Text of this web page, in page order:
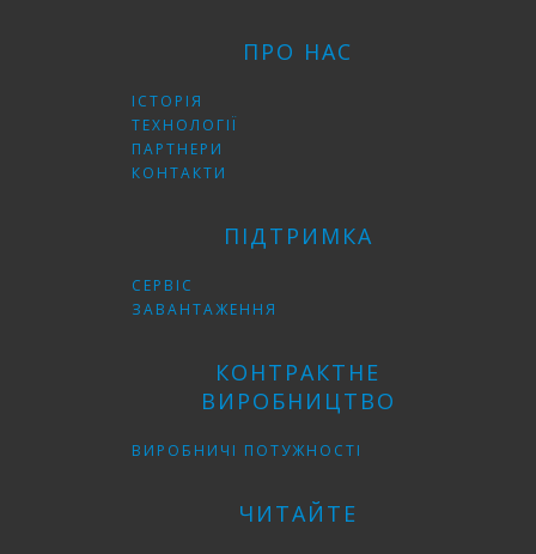
ПРО НАС
ІСТОРІЯ
ТЕХНОЛОГІЇ
ПАРТНЕРИ
КОНТАКТИ
ПІДТРИМКА
СЕРВІС
ЗАВАНТАЖЕННЯ
КОНТРАКТНЕ
ВИРОБНИЦТВО
ВИРОБНИЧІ ПОТУЖНОСТІ
ЧИТАЙТЕ